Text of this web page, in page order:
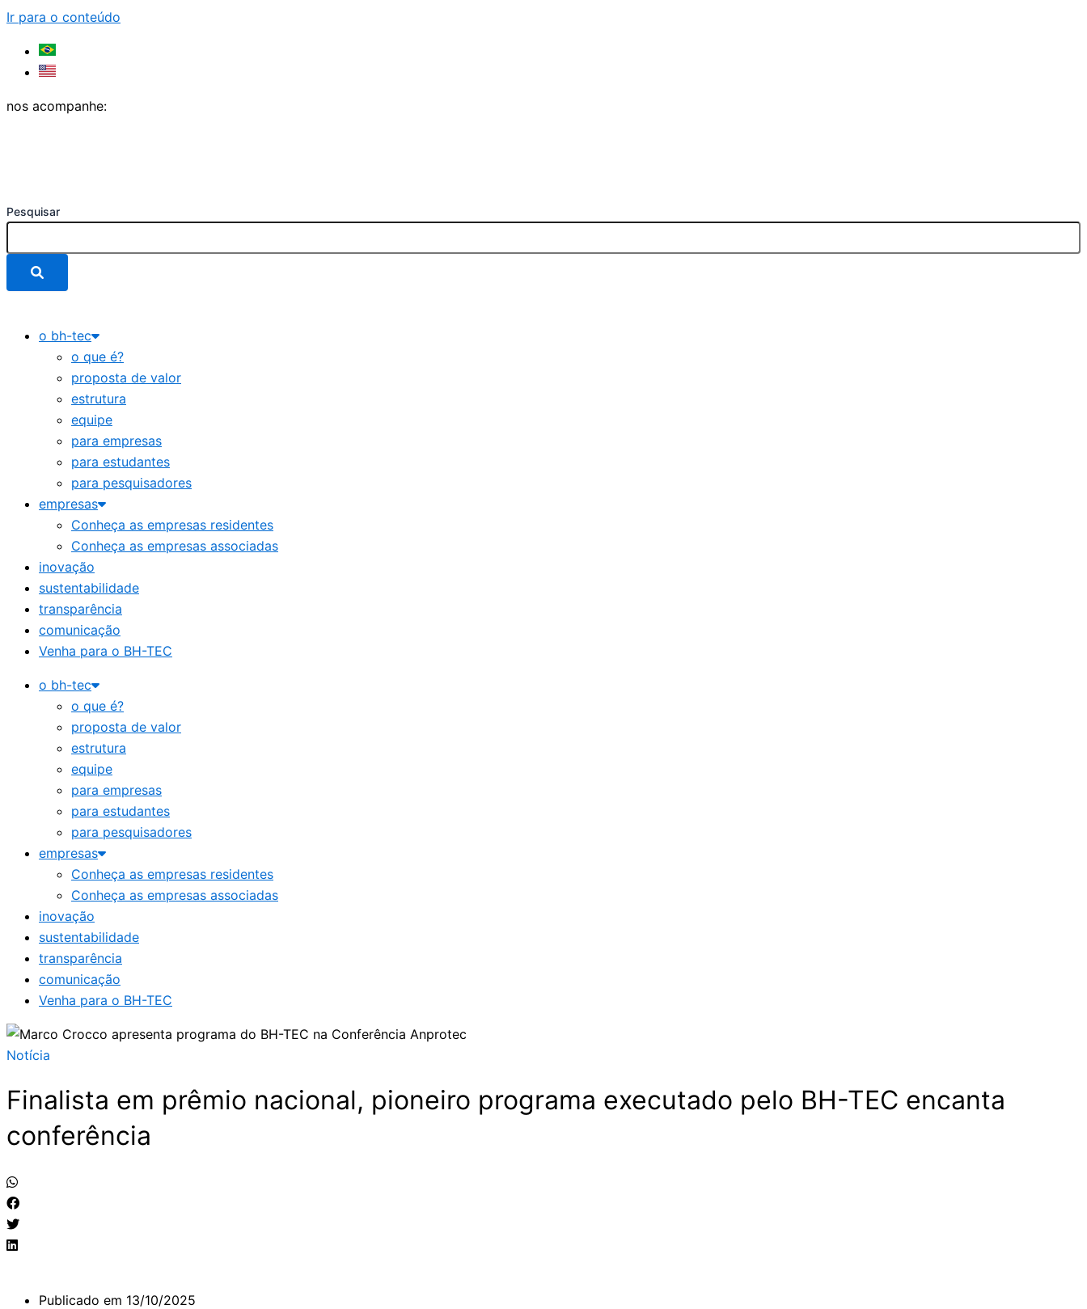
Ir para o conteúdo
nos acompanhe:
Pesquisar
o bh-tec
o que é?
proposta de valor
estrutura
equipe
para empresas
para estudantes
para pesquisadores
empresas
Conheça as empresas residentes
Conheça as empresas associadas
inovação
sustentabilidade
transparência
comunicação
Venha para o BH-TEC
o bh-tec
o que é?
proposta de valor
estrutura
equipe
para empresas
para estudantes
para pesquisadores
empresas
Conheça as empresas residentes
Conheça as empresas associadas
inovação
sustentabilidade
transparência
comunicação
Venha para o BH-TEC
Notícia
Finalista em prêmio nacional, pioneiro programa executado pelo BH-TEC encanta
conferência
Publicado em 13/10/2025